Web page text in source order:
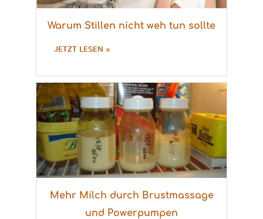
Warum Stillen nicht weh tun sollte
JETZT LESEN »
Mehr Milch durch Brustmassage
und Powerpumpen